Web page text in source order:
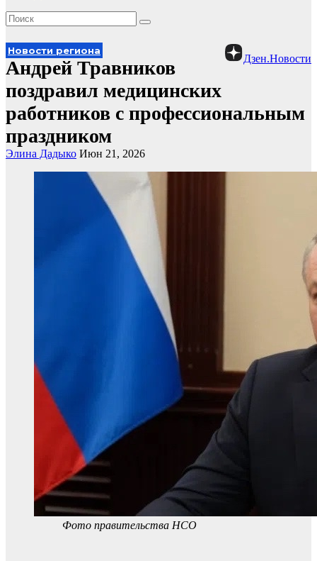
Дзен.Новости
Новости региона
Андрей Травников
поздравил медицинских
работников с профессиональным
праздником
Элина Дадыко Июн 21, 2026
Фото правительства НСО